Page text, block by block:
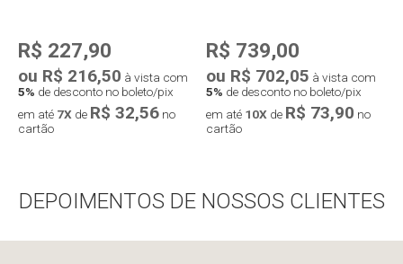
R$ 227,90
ou R$ 216,50 à vista com
5% de desconto no boleto/pix
em até 7X de R$ 32,56 no
cartão
Compra rápida
R$ 739,00
ou R$ 702,05 à vista com
5% de desconto no boleto/pix
em até 10X de R$ 73,90 no
cartão
Compra rápida
DEPOIMENTOS DE NOSSOS CLIENTES